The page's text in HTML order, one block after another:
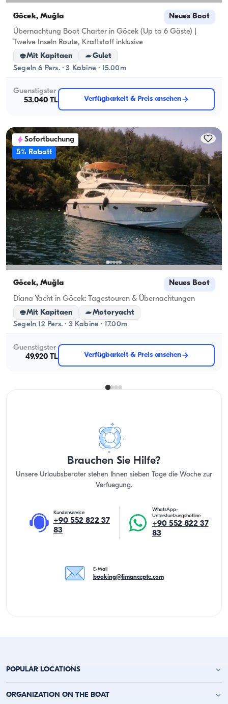
Göcek, Muğla Neues Boot
Übernachtung Boot Charter in Göcek (Up to 6 Gäste) |
Twelve Inseln Route, Kraftstoff inklusive
Mit Kapitaen
Gulet
Segeln 6 Pers. · 3 Kabine · 15.00m
Guenstigster
53.040 TL
Verfügbarkeit & Preis ansehen
Sofortbuchung
5% Rabatt
Göcek, Muğla Neues Boot
Diana Yacht in Göcek: Tagestouren & Übernachtungen
Mit Kapitaen
Motoryacht
Segeln 12 Pers. · 3 Kabine · 17.00m
Guenstigster
49.920 TL
Verfügbarkeit & Preis ansehen
Brauchen Sie Hilfe?
Unsere Urlaubsberater stehen Ihnen sieben Tage die Woche zur
Verfuegung.
Kundenservice
+90 552 822 37
83
WhatsApp-
Unterstuetzungshotline
+90 552 822 37
83
E-Mail
booking@limancepte.com
POPULAR LOCATIONS
Yachtcharter Antalya
ORGANIZATION ON THE BOAT